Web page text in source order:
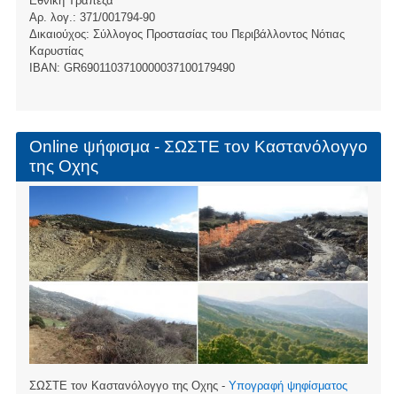
Αρ. λογ.: 371/001794-90
Δικαιούχος: Σύλλογος Προστασίας του Περιβάλλοντος Νότιας
Καρυστίας
ΙBAN: GR6901103710000037100179490
Online ψήφισμα - ΣΩΣΤΕ τον Καστανόλογγο
της Οχης
ΣΩΣΤΕ τον Καστανόλογγο της Οχης - Υπογραφή ψηφίσματος